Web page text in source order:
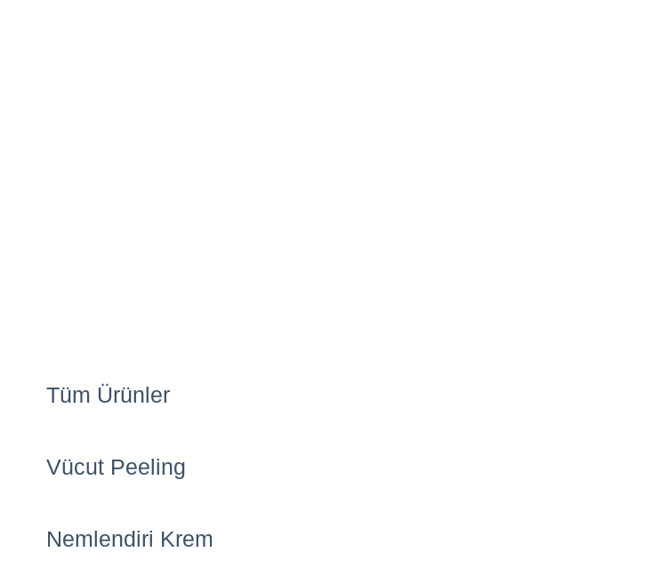
Tüm Ürünler
Vücut Peeling
Nemlendiri Krem